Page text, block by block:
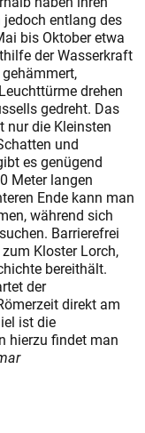
jedoch entlang des
bis Oktober etwa
der Wasserkraft
drehen
gedreht. Das
nur die Kleinsten
und
es genügend
Meter langen
Ende kann man
während sich
Barrierefrei
Kloster Lorch,
bereithält.
der
direkt am
ist die
hierzu findet man